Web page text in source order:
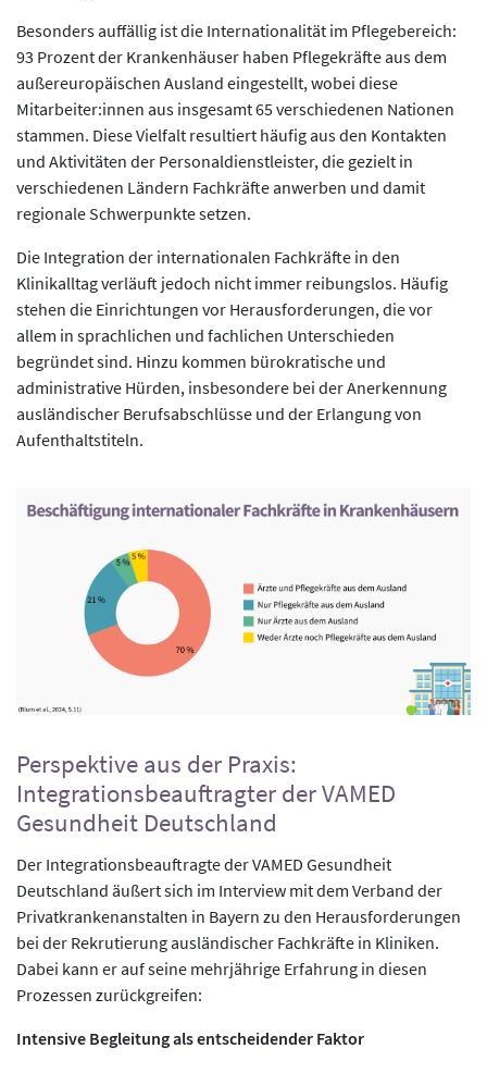
Besonders auffällig ist die Internationalität im Pflegebereich:
93 Prozent der Krankenhäuser haben Pflegekräfte aus dem
außereuropäischen Ausland eingestellt, wobei diese
Mitarbeiter:innen aus insgesamt 65 verschiedenen Nationen
stammen. Diese Vielfalt resultiert häufig aus den Kontakten
und Aktivitäten der Personaldienstleister, die gezielt in
verschiedenen Ländern Fachkräfte anwerben und damit
regionale Schwerpunkte setzen.
Die Integration der internationalen Fachkräfte in den
Klinikalltag verläuft jedoch nicht immer reibungslos. Häufig
stehen die Einrichtungen vor Herausforderungen, die vor
allem in sprachlichen und fachlichen Unterschieden
begründet sind. Hinzu kommen bürokratische und
administrative Hürden, insbesondere bei der Anerkennung
ausländischer Berufsabschlüsse und der Erlangung von
Aufenthaltstiteln.
Perspektive aus der Praxis:
Integrationsbeauftragter der VAMED
Gesundheit Deutschland
Der Integrationsbeauftragte der VAMED Gesundheit
Deutschland äußert sich im Interview mit dem Verband der
Privatkrankenanstalten in Bayern zu den Herausforderungen
bei der Rekrutierung ausländischer Fachkräfte in Kliniken.
Dabei kann er auf seine mehrjährige Erfahrung in diesen
Prozessen zurückgreifen:
Intensive Begleitung als entscheidender Faktor